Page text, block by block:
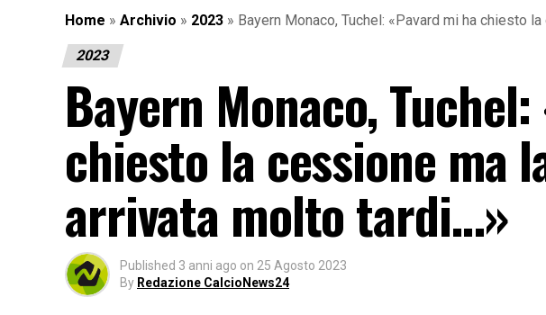
Home » Archivio » 2023 » Bayern Monaco, Tuchel: «Pavard mi ha chiesto
2023
Bayern Monaco,
chiesto la cessione ma
arrivata molto tardi…»
Published 3 anni ago on 25 Agosto 2023
By Redazione CalcioNews24